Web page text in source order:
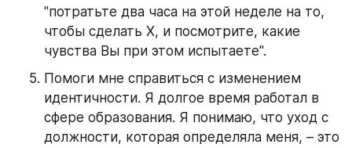
"потратьте два часа на этой неделе на то,
чтобы сделать X, и посмотрите, какие
чувства Вы при этом испытаете".
Помоги мне справиться с изменением
идентичности. Я долгое время работал в
сфере образования. Я понимаю, что уход с
должности, которая определяла меня, – это